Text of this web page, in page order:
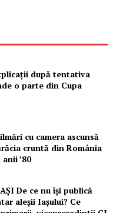
după tentativa
o parte din Cupa
cu camera ascunsă
cruntă din România
’80
De ce nu își publică
aleșii Iașului? Ce